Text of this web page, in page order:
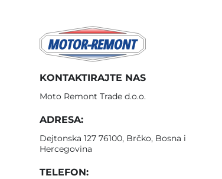
KONTAKTIRAJTE NAS
Moto Remont Trade d.o.o.
ADRESA:
Dejtonska 127 76100, Brčko, Bosna i
Hercegovina
TELEFON: